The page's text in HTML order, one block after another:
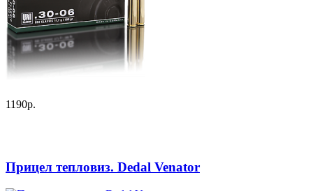
1190р.
Прицел тепловиз. Dedal Venator